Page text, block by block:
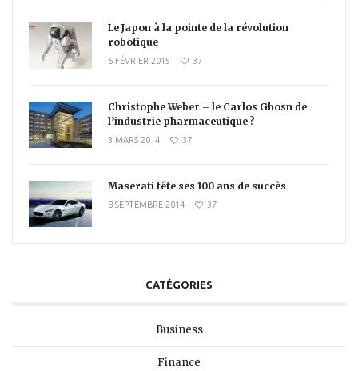
Le Japon à la pointe de la révolution
robotique
6 FÉVRIER 2015 37
Christophe Weber – le Carlos Ghosn de
l’industrie pharmaceutique ?
3 MARS 2014 37
Maserati fête ses 100 ans de succès
8 SEPTEMBRE 2014 37
CATÉGORIES
Business
Finance